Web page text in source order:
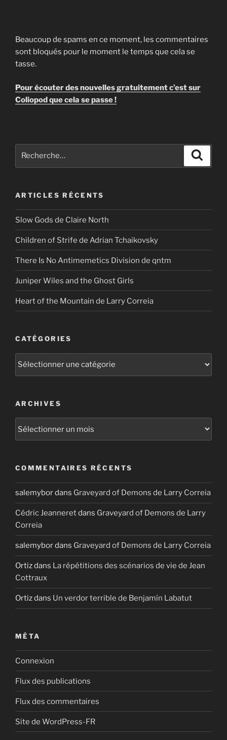
Beaucoup de spams en ce moment, les commentaires
sont bloqués pour le moment le temps que cela se
tasse.
Pour écouter des nouvelles gratuitement c’est sur
Coliopod que cela se passe !
ARTICLES RÉCENTS
Slow Gods de Claire North
Children of Strife de Adrian Tchaikovsky
There Is No Antimemetics Division de qntm
Juniper Wiles and the Ghost Girls
Heart of the Mountain de Larry Correia
CATÉGORIES
Catégories
ARCHIVES
COMMENTAIRES RÉCENTS
salemybordans Graveyard of Demons de Larry Correia
Cédric Jeanneretdans Graveyard of Demons de Larry
Correia
salemybordans Graveyard of Demons de Larry Correia
Ortizdans La répétitions des scénarios de vie de Jean
Cottraux
Ortizdans Un verdor terrible de Benjamín Labatut
MÉTA
Connexion
Flux des publications
Flux des commentaires
Site de WordPress-FR